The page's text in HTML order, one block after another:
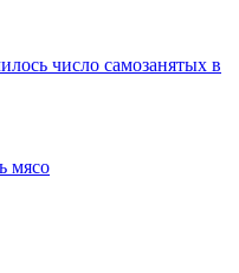
число самозанятых в
мясо